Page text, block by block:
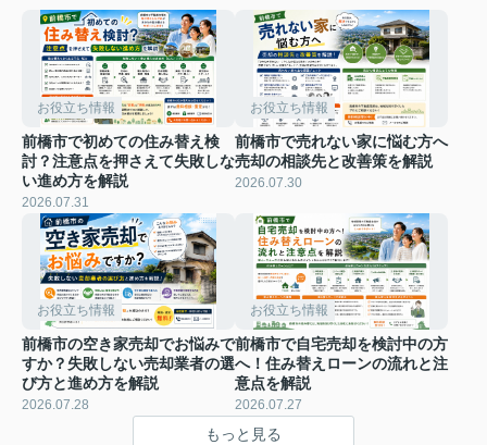
お役立ち情報
前橋市で初めての住み替え検
討？注意点を押さえて失敗しな
い進め方を解説
2026.07.31
お役立ち情報
前橋市で売れない家に悩む方へ
売却の相談先と改善策を解説
2026.07.30
お役立ち情報
前橋市の空き家売却でお悩みで
すか？失敗しない売却業者の選
び方と進め方を解説
2026.07.28
お役立ち情報
前橋市で自宅売却を検討中の方
へ！住み替えローンの流れと注
意点を解説
2026.07.27
もっと見る